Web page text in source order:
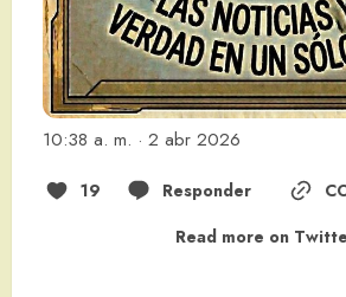
10:38 a. m. · 2 abr 2026
19 Responder
Read more on